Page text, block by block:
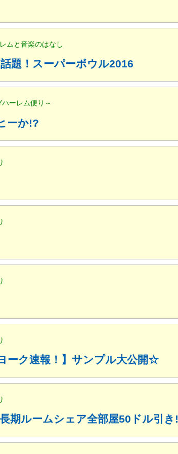
ムと音楽のはなし
題！スーパーボウル2016
ーレム便り～
ーか!?
ーク速報！】サンプル大公開☆
期ルームシェア全部屋50ドル引き!